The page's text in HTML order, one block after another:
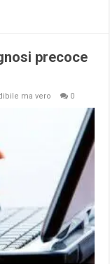
precoce
ma vero 0